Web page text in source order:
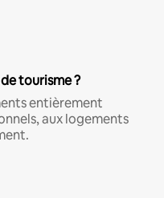
tourisme ?
entièrement
aux logements